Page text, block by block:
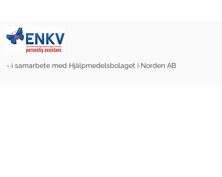
- i samarbete med Hjälpmedelsbolaget i Norden AB